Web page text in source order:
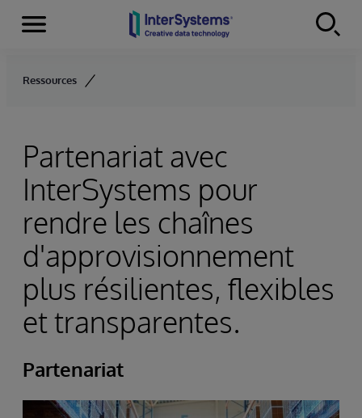
Skip to content
Menu
Ressources
Partenariat avec
InterSystems pour
rendre les chaînes
d'approvisionnement
plus résilientes, flexibles
et transparentes.
Partenariat